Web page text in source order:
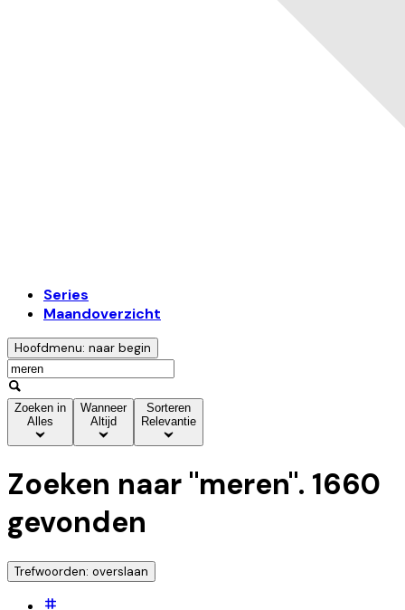
Series
Maandoverzicht
Hoofdmenu: naar begin
Zoeken in
Alles
Wanneer
Altijd
Sorteren
Relevantie
Zoeken naar "meren". 1660
gevonden
Trefwoorden: overslaan